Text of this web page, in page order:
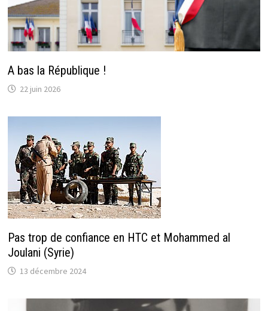
A bas la République !
22 juin 2026
Pas trop de confiance en HTC et Mohammed al
Joulani (Syrie)
13 décembre 2024